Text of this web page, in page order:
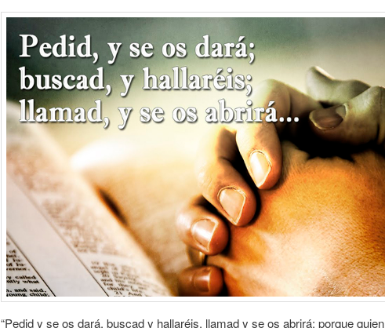
“Pedid y se os dará, buscad y hallaréis, llamad y se os abrirá; porque